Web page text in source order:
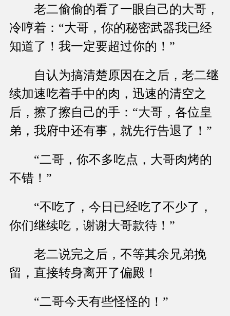
老二偷偷的看了一眼自己的大哥，
冷哼着：“大哥，你的秘密武器我已经
知道了！我一定要超过你的！”
自认为搞清楚原因在之后，老二继
续加速吃着手中的肉，迅速的清空之
后，擦了擦自己的手：“大哥，各位皇
弟，我府中还有事，就先行告退了！”
“二哥，你不多吃点，大哥肉烤的
不错！”
“不吃了，今日已经吃了不少了，
你们继续吃，谢谢大哥款待！”
老二说完之后，不等其余兄弟挽
留，直接转身离开了偏殿！
“二哥今天有些怪怪的！”